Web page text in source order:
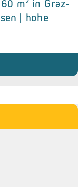
m² in Graz-
| hohe